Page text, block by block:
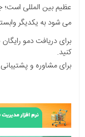
عظیم بین المللی است؛
می شود به یکدیگر
برای دریافت دمو رایگان
کنید.
برای مشاوره و